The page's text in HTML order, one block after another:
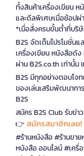
ทั้งสินค้าเครื่องเขียน
และดีลพิเศษเมื่อช้อปผ่
*เมื่อสั่งครบขั้นต่ำที่บริ
B2S จัดเต็มโปรโมชั่น
เครื่องเขียน หนังสือดั
ผ่าน B2S.co.th เท่านั้
B2S มีทุกอย่างตอบโจ
ของเล่นเสริมพัฒนากา
B2S
สมัคร B2S Club รับข่า
👉 สมัครสมาชิกเลย!
#ร้านหนังสือ #ร้านขาย
หนังสือ ออนไลน์ #เครื่